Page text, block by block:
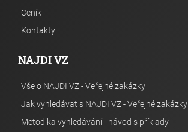
Ceník
Kontakty
NAJDI VZ
Vše o NAJDI VZ - Veřejné zakázky
Jak vyhledávat s NAJDI VZ - Veřejné zakázky
Metodika vyhledávání - návod s příklady